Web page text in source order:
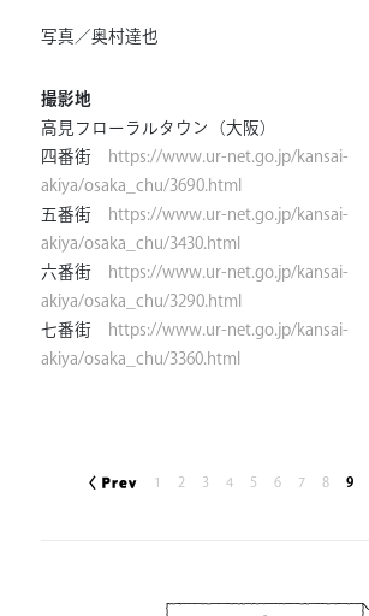
写真／奥村達也
撮影地
高見フローラルタウン（大阪）
四番街
https://www.ur-net.go.jp/kansai-
akiya/osaka_chu/3690.html
五番街
https://www.ur-net.go.jp/kansai-
akiya/osaka_chu/3430.html
六番街
https://www.ur-net.go.jp/kansai-
akiya/osaka_chu/3290.html
七番街
https://www.ur-net.go.jp/kansai-
akiya/osaka_chu/3360.html
1 2 3 4 5 6 7 8 9